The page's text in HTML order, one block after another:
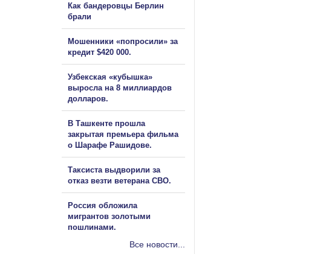
Как бандеровцы Берлин
брали
Мошенники «попросили» за
кредит $420 000.
Узбекская «кубышка»
выросла на 8 миллиардов
долларов.
В Ташкенте прошла
закрытая премьера фильма
о Шарафе Рашидове.
Таксиста выдворили за
отказ везти ветерана СВО.
Россия обложила
мигрантов золотыми
пошлинами.
Все новости...